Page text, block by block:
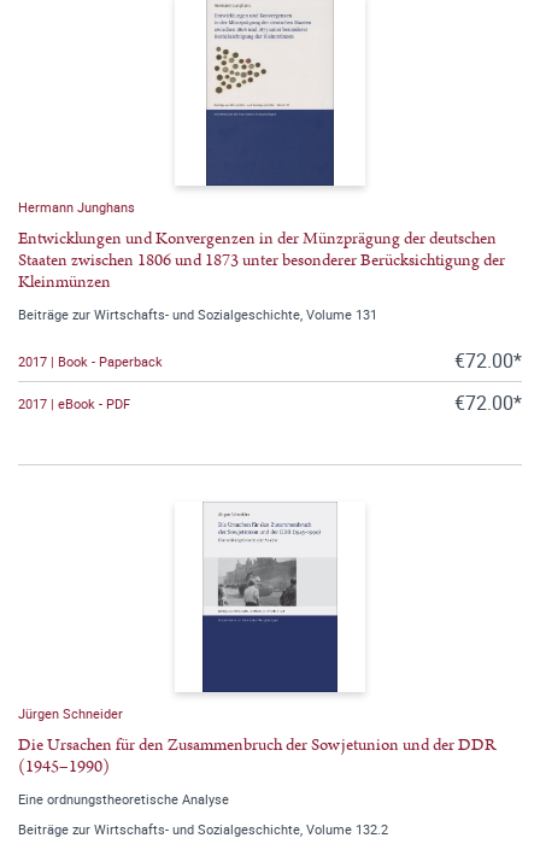
Hermann Junghans
Entwicklungen und Konvergenzen in der Münzprägung der deutschen
Staaten zwischen 1806 und 1873 unter besonderer Berücksichtigung der
Kleinmünzen
Beiträge zur Wirtschafts- und Sozialgeschichte, Volume 131
2017 | Book - Paperback €72.00*
2017 | eBook - PDF €72.00*
Jürgen Schneider
Die Ursachen für den Zusammenbruch der Sowjetunion und der DDR
(1945–1990)
Eine ordnungstheoretische Analyse
Beiträge zur Wirtschafts- und Sozialgeschichte, Volume 132.2